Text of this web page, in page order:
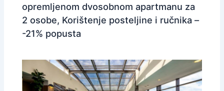
opremljenom dvosobnom apartmanu za
2 osobe, Korištenje posteljine i ručnika –
-21% popusta